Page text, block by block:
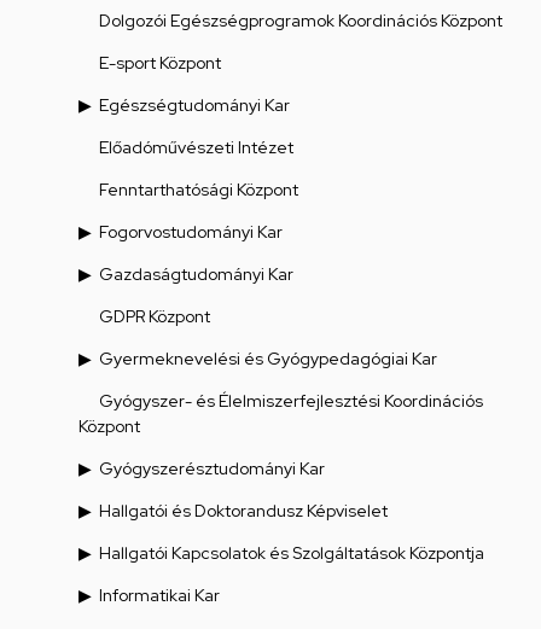
Dolgozói Egészségprogramok Koordinációs Központ
E-sport Központ
Egészségtudományi Kar
Előadóművészeti Intézet
Fenntarthatósági Központ
Fogorvostudományi Kar
Gazdaságtudományi Kar
GDPR Központ
Gyermeknevelési és Gyógypedagógiai Kar
Gyógyszer- és Élelmiszerfejlesztési Koordinációs
Központ
Gyógyszerésztudományi Kar
Hallgatói és Doktorandusz Képviselet
Hallgatói Kapcsolatok és Szolgáltatások Központja
Informatikai Kar